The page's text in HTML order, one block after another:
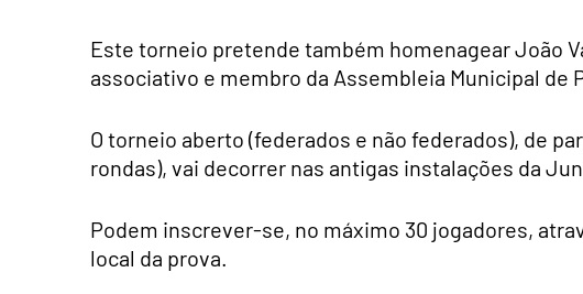
Este torneio pretende também homenagear João
associativo e membro da Assembleia Municipal de
O torneio aberto (federados e não federados), de
rondas), vai decorrer nas antigas instalações da
Podem inscrever-se, no máximo 30 jogadores,
local da prova.